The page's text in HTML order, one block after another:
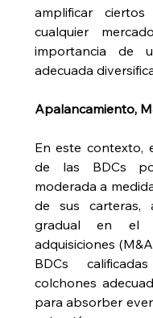
amplificar
cualquier
importancia de
adecuada
Apalancamiento,
En este contexto,
de las BDCs
moderada a
de sus carteras,
gradual en el
adquisiciones
BDCs
colchones
para absorber